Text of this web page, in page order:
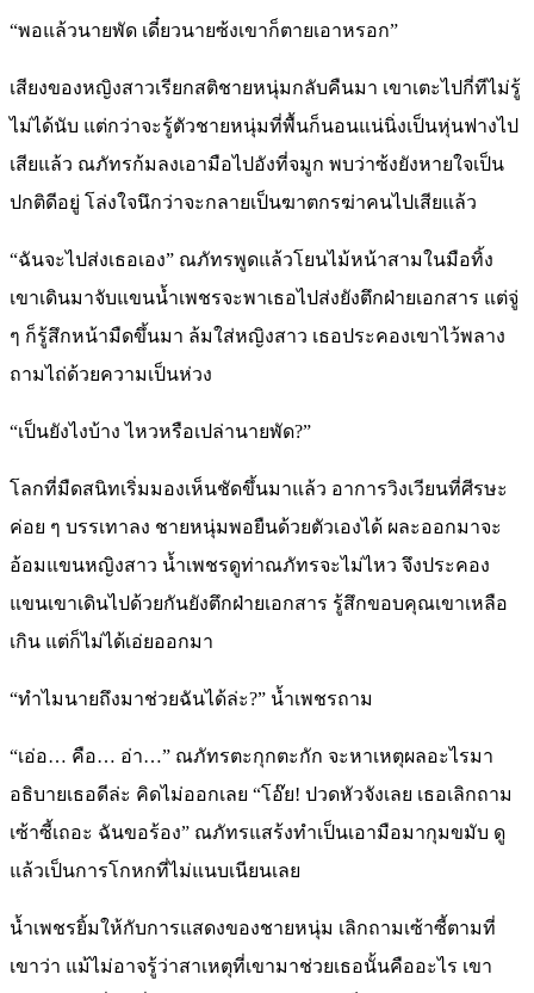
“พอแล้วนายพัด เดี๋ยวนายซ้งเขาก็ตายเอาหรอก”
เสียงของหญิงสาวเรียกสติชายหนุ่มกลับคืนมา เขาเตะไปกี่ทีไม่รู้
ไม่ได้นับ แต่กว่าจะรู้ตัวชายหนุ่มที่พื้นก็นอนแน่นิ่งเป็นหุ่นฟางไป
เสียแล้ว ณภัทรก้มลงเอามือไปอังที่จมูก พบว่าซ้งยังหายใจเป็น
ปกติดีอยู่ โล่งใจนึกว่าจะกลายเป็นฆาตกรฆ่าคนไปเสียแล้ว
“ฉันจะไปส่งเธอเอง” ณภัทรพูดแล้วโยนไม้หน้าสามในมือทิ้ง
เขาเดินมาจับแขนน้ำเพชรจะพาเธอไปส่งยังตึกฝ่ายเอกสาร แต่จู่
ๆ ก็รู้สึกหน้ามืดขึ้นมา ล้มใส่หญิงสาว เธอประคองเขาไว้พลาง
ถามไถ่ด้วยความเป็นห่วง
“เป็นยังไงบ้าง ไหวหรือเปล่านายพัด?”
โลกที่มืดสนิทเริ่มมองเห็นชัดขึ้นมาแล้ว อาการวิงเวียนที่ศีรษะ
ค่อย ๆ บรรเทาลง ชายหนุ่มพอยืนด้วยตัวเองได้ ผละออกมาจะ
อ้อมแขนหญิงสาว น้ำเพชรดูท่าณภัทรจะไม่ไหว จึงประคอง
แขนเขาเดินไปด้วยกันยังตึกฝ่ายเอกสาร รู้สึกขอบคุณเขาเหลือ
เกิน แต่ก็ไม่ได้เอ่ยออกมา
“ทำไมนายถึงมาช่วยฉันได้ล่ะ?” น้ำเพชรถาม
“เอ่อ… คือ… อ่า…” ณภัทรตะกุกตะกัก จะหาเหตุผลอะไรมา
อธิบายเธอดีล่ะ คิดไม่ออกเลย “โอ๊ย! ปวดหัวจังเลย เธอเลิกถาม
เซ้าซี้เถอะ ฉันขอร้อง” ณภัทรแสร้งทำเป็นเอามือมากุมขมับ ดู
แล้วเป็นการโกหกที่ไม่แนบเนียนเลย
น้ำเพชรยิ้มให้กับการแสดงของชายหนุ่ม เลิกถามเซ้าซี้ตามที่
เขาว่า แม้ไม่อาจรู้ว่าสาเหตุที่เขามาช่วยเธอนั้นคืออะไร เขา